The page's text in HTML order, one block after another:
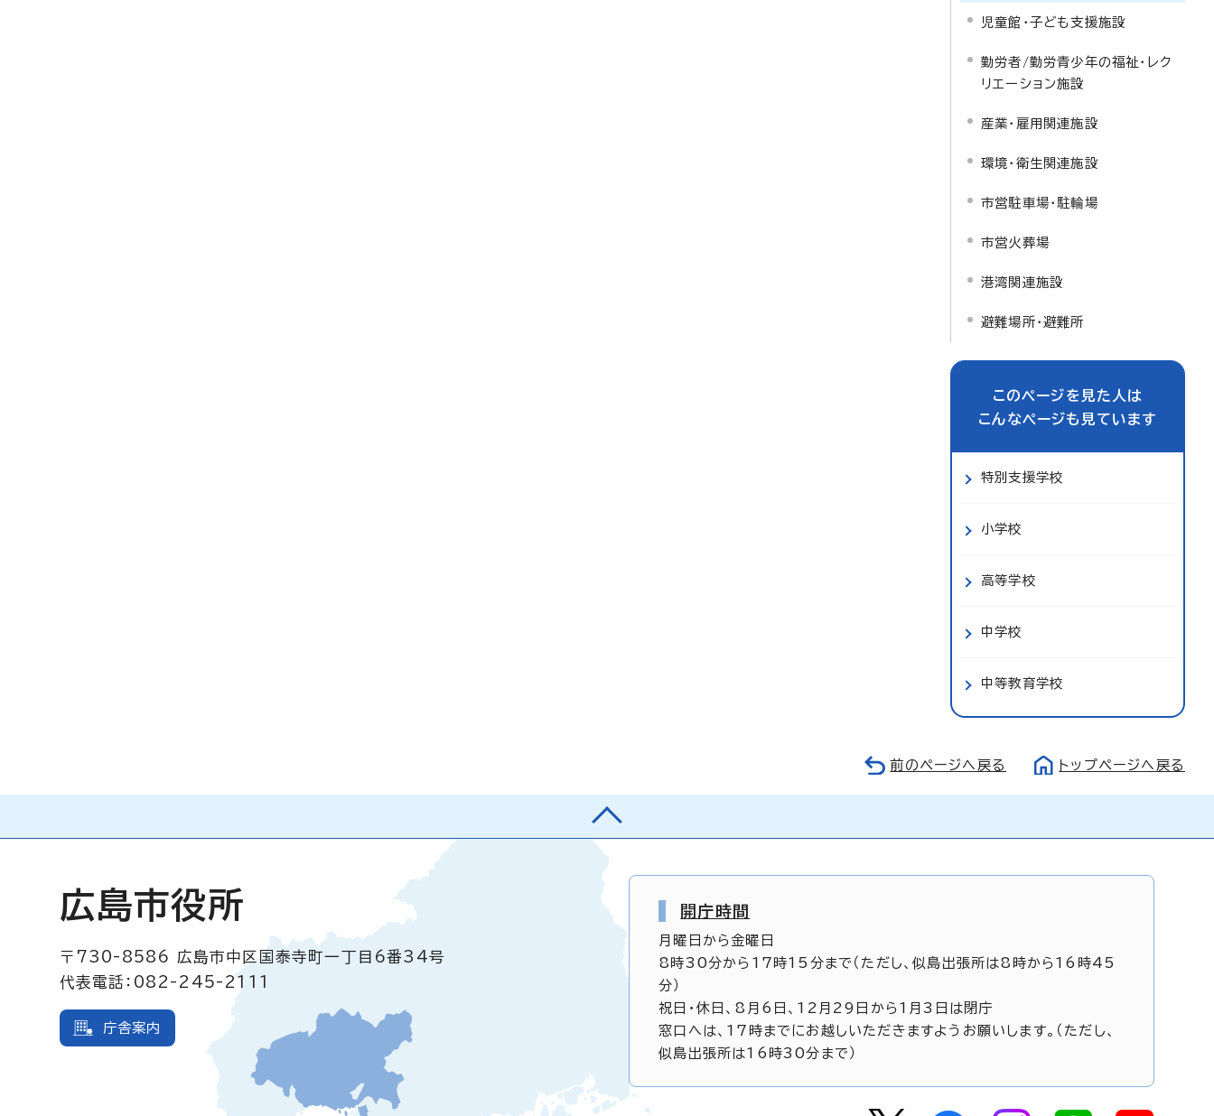
児童館・子ども支援施設
勤労者/勤労青少年の福祉・レク
リエーション施設
産業・雇用関連施設
環境・衛生関連施設
市営駐車場・駐輪場
市営火葬場
港湾関連施設
避難場所・避難所
このページを見た人は
こんなページも見ています
特別支援学校
小学校
高等学校
中学校
中等教育学校
前のページへ戻る トップページへ戻る
広島市役所
〒730-8586
広島市中区国泰寺町一丁目6番34号
代表電話：082-245-2111
庁舎案内
開庁時間
月曜日から金曜日
8時30分から17時15分まで（ただし、似島出張所は8時から16時45
分）
祝日・休日、8月6日、12月29日から1月3日は閉庁
窓口へは、17時までにお越しいただきますようお願いします。（ただし、
似島出張所は16時30分まで）